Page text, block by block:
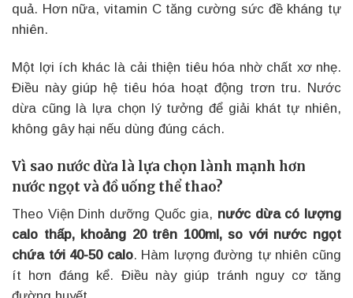
quả. Hơn nữa, vitamin C tăng cường sức đề kháng tự
nhiên.
Một lợi ích khác là cải thiện tiêu hóa nhờ chất xơ nhẹ.
Điều này giúp hệ tiêu hóa hoạt động trơn tru. Nước
dừa cũng là lựa chọn lý tưởng để giải khát tự nhiên,
không gây hại nếu dùng đúng cách.
Vì sao nước dừa là lựa chọn lành mạnh hơn
nước ngọt và đồ uống thể thao?
Theo Viện Dinh dưỡng Quốc gia, nước dừa có lượng
calo thấp, khoảng 20 trên 100ml, so với nước ngọt
chứa tới 40-50 calo. Hàm lượng đường tự nhiên cũng
ít hơn đáng kể. Điều này giúp tránh nguy cơ tăng